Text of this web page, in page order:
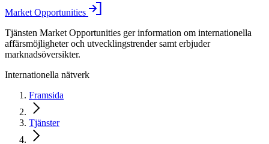
Market Opportunities
Tjänsten Market Opportunities ger information om internationella
affärsmöjligheter och utvecklingstrender samt erbjuder
marknadsöversikter.
Internationella nätverk
Framsida
Tjänster